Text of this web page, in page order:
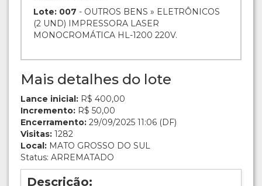
Lote: 007 - OUTROS BENS » ELETRÔNICOS
(2 UND) IMPRESSORA LASER
MONOCROMÁTICA HL-1200 220V.
Mais detalhes do lote
Lance inicial: R$ 400,00
Incremento: R$ 50,00
Encerramento: 29/09/2025 11:06 (DF)
Visitas: 1282
Local: MATO GROSSO DO SUL
Status: ARREMATADO
Descrição: